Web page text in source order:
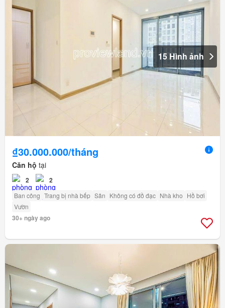
15 Hình ảnh
₫30.000.000/tháng
Căn hộ tại
2 2
Ban công Trang bị nhà bếp Sân Không có đồ đạc Nhà kho Hồ bơi
Vườn
30+ ngày ago